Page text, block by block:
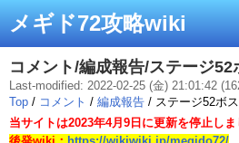
メギド72攻略wiki
コメント/編成報告/ステージ
Last-modified: 2022-02-25 (金) 21:01:42
Top / コメント / 編成報告 / ステージ52ボ
当サイトは2023年4月9日に更新を停止しま